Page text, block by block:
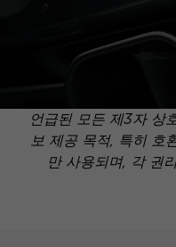
언급된 모든 제3자 상
보 제공 목적, 특히 호
만 사용되며, 각 권